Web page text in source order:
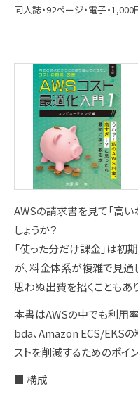
同人誌・92ページ・電子・1,000
AWSの請求書を見て「高い
しょうか？
「使った分だけ課金」は初
が、料金体系が複雑で見通
思わぬ出費を招くこともあ
本書はAWSの中でも利用
bda、Amazon ECS/EKSの
ストを削減するためのポイ
■ 構成